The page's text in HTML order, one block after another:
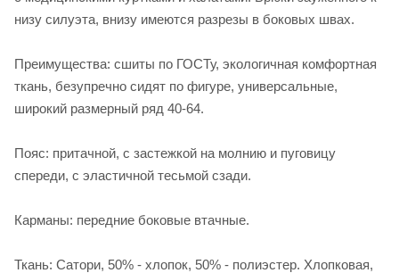
низу силуэта, внизу имеются разрезы в боковых швах.
Преимущества: сшиты по ГОСТу, экологичная комфортная
ткань, безупречно сидят по фигуре, универсальные,
широкий размерный ряд 40-64.
Пояс: притачной, с застежкой на молнию и пуговицу
спереди, с эластичной тесьмой сзади.
Карманы: передние боковые втачные.
Ткань: Сатори, 50% - хлопок, 50% - полиэстер. Хлопковая,